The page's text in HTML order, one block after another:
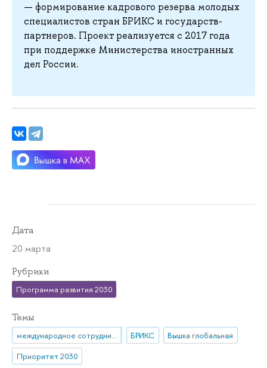
— формирование кадрового резерва молодых
специалистов стран БРИКС и государств-
партнеров. Проект реализуется с 2017 года
при поддержке Министерства иностранных
дел России.
Дата
20 марта
Рубрики
Программа развития 2030
Темы
международное сотрудничество БРИКС
Вышка глобальная
Приоритет 2030